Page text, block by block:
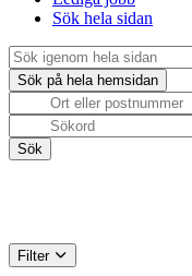
Sök hela sidan
Filter